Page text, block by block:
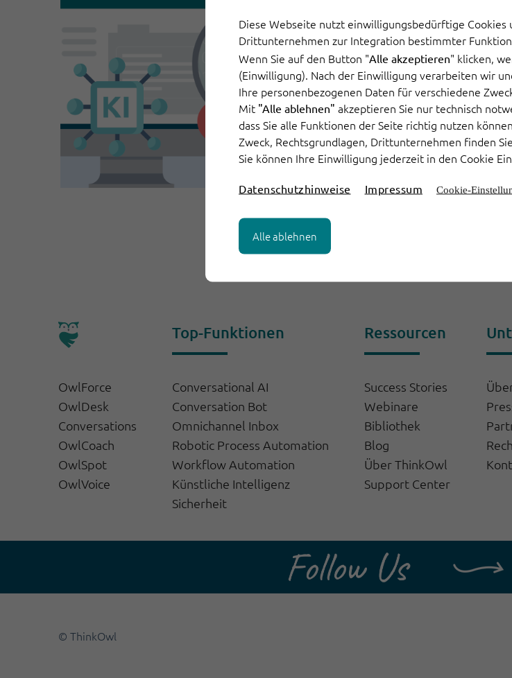
Diese Webseite nutzt einwilligungsbedürftige Cookies
Drittunternehmen zur Integration bestimmter
Wenn Sie auf den Button "Alle akzeptieren" klicken,
(Einwilligung). Nach der Einwilligung verarbeiten wir
Ihre personenbezogenen Daten für verschiedene
Mit "Alle ablehnen" akzeptieren Sie nur technisch
dass Sie alle Funktionen der Seite richtig nutzen
Zweck, Rechtsgrundlagen, Drittunternehmen finden
Sie können Ihre Einwilligung jederzeit in den Cookie
Datenschutzhinweise Impressum Cookie-
Alle ablehnen
OwlForce
OwlDesk
Conversations
OwlCoach
OwlSpot
OwlVoice
Top-Funktionen
Conversational AI
Conversation Bot
Omnichannel Inbox
Robotic Process Automation
Workflow Automation
Künstliche Intelligenz
Sicherheit
Ressourcen
Success Stories
Webinare
Bibliothek
Blog
Über ThinkOwl
Support Center
© ThinkOwl